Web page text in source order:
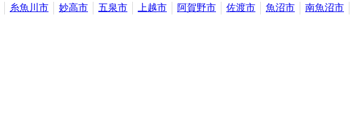
糸魚川市 妙高市 五泉市 上越市 阿賀野市 佐渡市 魚沼市
南魚沼市